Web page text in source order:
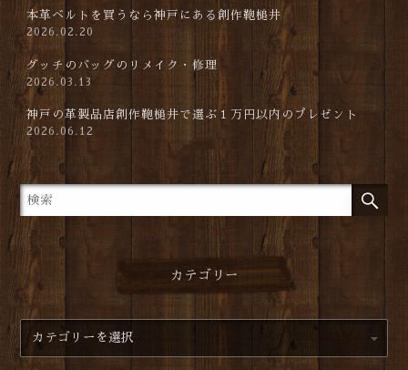
本革ベルトを買うなら神戸にある創作鞄槌井
2026.02.20
グッチのバッグのリメイク・修理
2026.03.13
神戸の革製品店創作鞄槌井で選ぶ１万円以内のプレゼント
2026.06.12
カテゴリー